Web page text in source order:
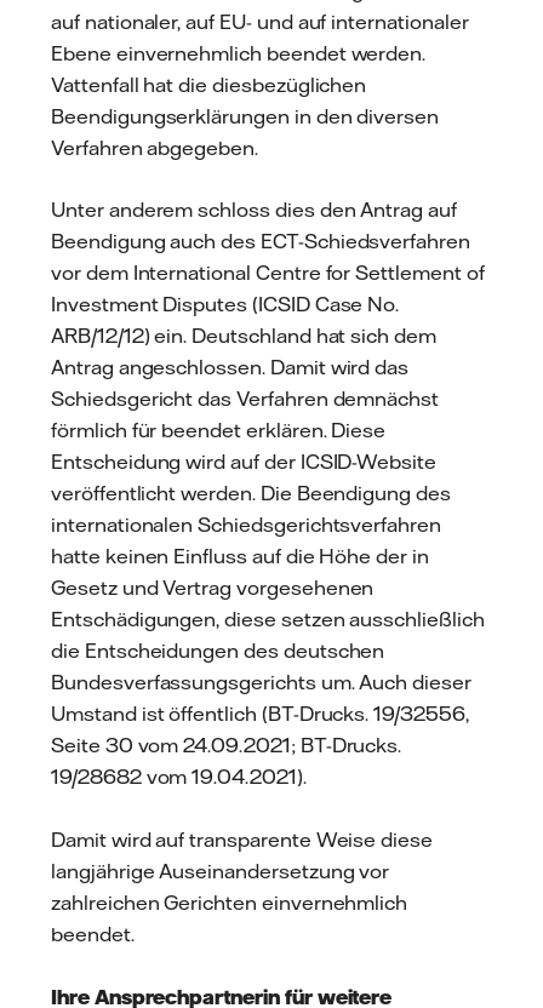
auf nationaler, auf EU- und auf internationaler
Ebene einvernehmlich beendet werden.
Vattenfall hat die diesbezüglichen
Beendigungserklärungen in den diversen
Verfahren abgegeben.
Unter anderem schloss dies den Antrag auf
Beendigung auch des ECT-Schiedsverfahren
vor dem International Centre for Settlement of
Investment Disputes (ICSID Case No.
ARB/12/12) ein. Deutschland hat sich dem
Antrag angeschlossen. Damit wird das
Schiedsgericht das Verfahren demnächst
förmlich für beendet erklären. Diese
Entscheidung wird auf der ICSID-Website
veröffentlicht werden. Die Beendigung des
internationalen Schiedsgerichtsverfahren
hatte keinen Einfluss auf die Höhe der in
Gesetz und Vertrag vorgesehenen
Entschädigungen, diese setzen ausschließlich
die Entscheidungen des deutschen
Bundesverfassungsgerichts um. Auch dieser
Umstand ist öffentlich (BT-Drucks. 19/32556,
Seite 30 vom 24.09.2021; BT-Drucks.
19/28682 vom 19.04.2021).
Damit wird auf transparente Weise diese
langjährige Auseinandersetzung vor
zahlreichen Gerichten einvernehmlich
beendet.
Ihre Ansprechpartnerin für weitere